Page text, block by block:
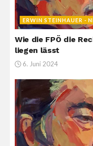
ERWIN STEINHAUER -
Wie die FPÖ die
liegen lässt
6. Juni 2024